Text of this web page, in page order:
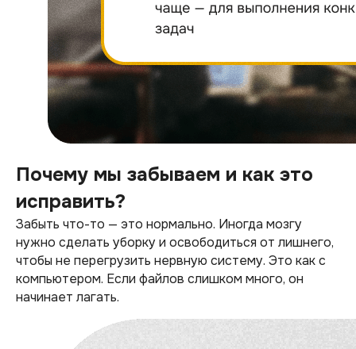
Почему мы забываем и как это
исправить?
Забыть что-то — это нормально. Иногда мозгу
нужно сделать уборку и освободиться от лишнего,
чтобы не перегрузить нервную систему. Это как с
компьютером. Если файлов слишком много, он
начинает лагать.